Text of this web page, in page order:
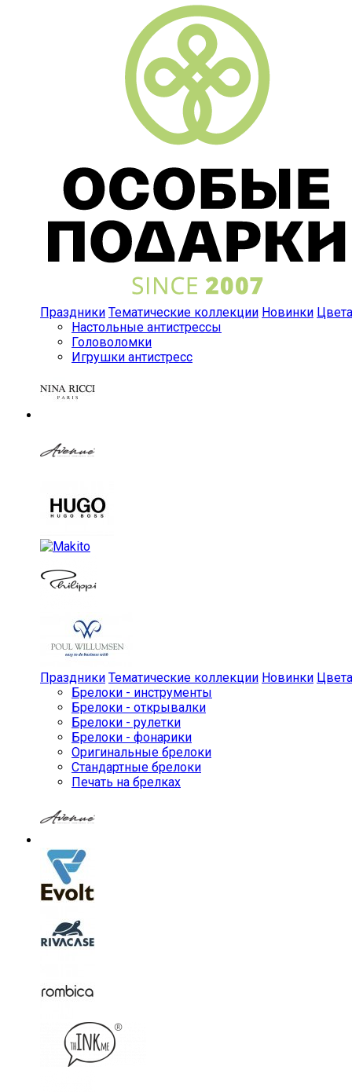
Праздники Тематические коллекции Новинки Цвета
Настольные антистрессы
Головоломки
Игрушки антистресс
Праздники Тематические коллекции Новинки Цвета
Брелоки - инструменты
Брелоки - открывалки
Брелоки - рулетки
Брелоки - фонарики
Оригинальные брелоки
Стандартные брелоки
Печать на брелках